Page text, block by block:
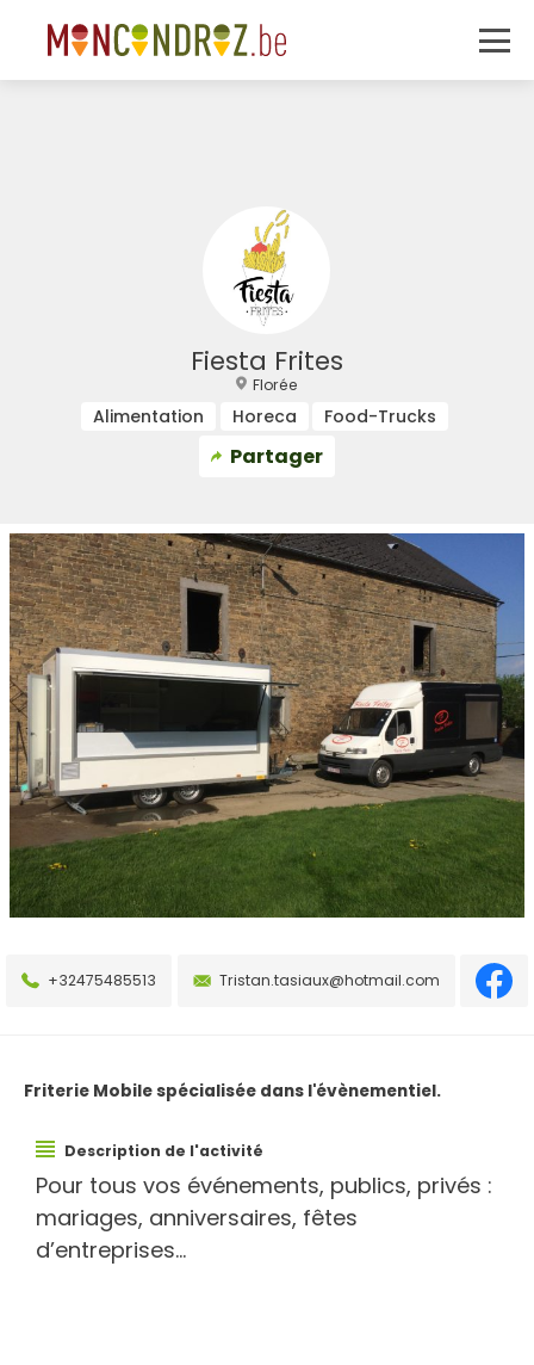
Fiesta Frites
Florée
Alimentation Horeca Food-Trucks
Partager
+32475485513 Tristan.tasiaux@hotmail.com
Friterie Mobile spécialisée dans l'évènementiel.
Description de l'activité
Pour tous vos événements, publics, privés :
mariages, anniversaires, fêtes
d’entreprises…